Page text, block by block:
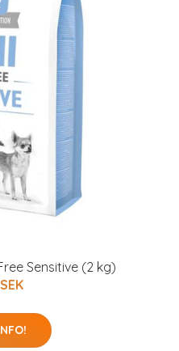
Sensitive (2 kg)